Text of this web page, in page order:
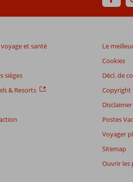
et santé
sièges
& Resorts
Le
Cookies
Décl. de
Copyright
Disclaimer
Postes
Voyager
Sitemap
Ouvrir les